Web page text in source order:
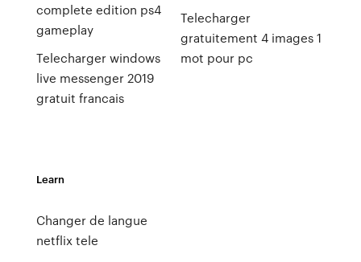
complete edition ps4
gameplay
Telecharger windows
live messenger 2019
gratuit francais
Telecharger
gratuitement 4 images 1
mot pour pc
Learn
Changer de langue
netflix tele